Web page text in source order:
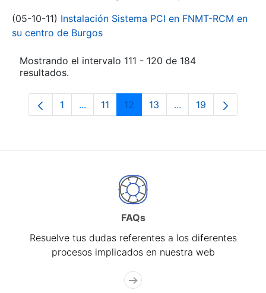
(05-10-11) Instalación Sistema PCI en FNMT-RCM en
su centro de Burgos
Mostrando el intervalo 111 - 120 de 184
resultados.
Página
1 ...Páginas intermedias Use TAB para
Página
11 Página
12 Página
13 ...PáginasPágina
19
FAQs
Resuelve tus dudas referentes a los diferentes
procesos implicados en nuestra web